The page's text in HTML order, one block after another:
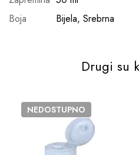
Boja
Bijela, Srebrna
Drugi su
NEDOSTUPNO